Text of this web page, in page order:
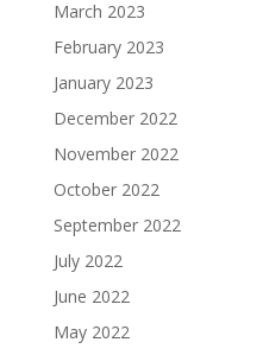
March 2023
February 2023
January 2023
December 2022
November 2022
October 2022
September 2022
July 2022
June 2022
May 2022